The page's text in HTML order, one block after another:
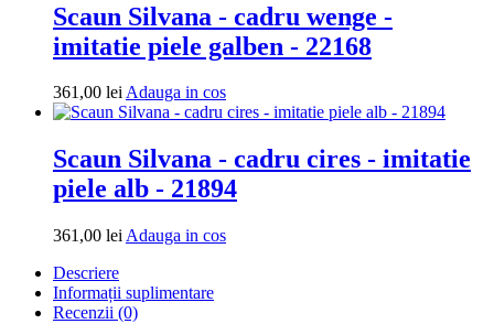
Scaun Silvana - cadru wenge -
imitatie piele galben - 22168
361,00 leiAdauga in cosAdauga
in
Scaun Silvana - cadru cires - imitatie
piele alb - 21894
361,00 lei Adauga in cosAdauga
Descriere
Informații suplimentare
Recenzii (0)